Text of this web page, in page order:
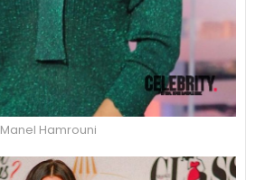
Manel Hamrouni